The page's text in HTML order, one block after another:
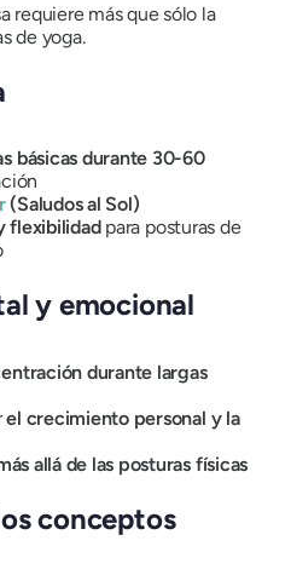
requiere más que sólo la
de yoga.
básicas durante 30-60
(Saludos al Sol)
​​flexibilidadpara posturas de
y emocional
durante largas
el crecimiento personal y la
allá de las posturas físicas
conceptos